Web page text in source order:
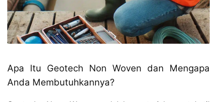
Apa Itu Geotech Non Woven dan Mengapa
Anda Membutuhkannya?